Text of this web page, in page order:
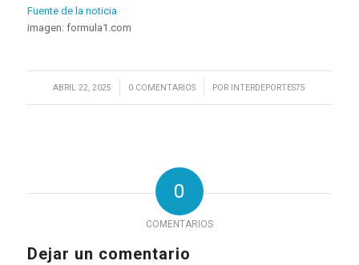
Fuente de la noticia
imagen: formula1.com
ABRIL 22, 2025
/ 0 COMENTARIOS
/ POR INTERDEPORTES75
0
COMENTARIOS
Dejar un comentario